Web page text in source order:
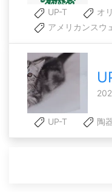
UP-T
オ
アメリカンスウ
UP-T 陶